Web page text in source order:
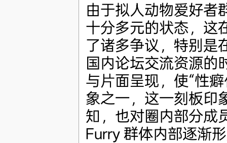
由于拟人动物爱好者
十分多元的状态，这
了诸多争议，特别是
国内论坛交流资源的
与片面呈现，使“性
象之一，这一刻板印
知，也对圈内部分成
Furry 群体内部逐渐